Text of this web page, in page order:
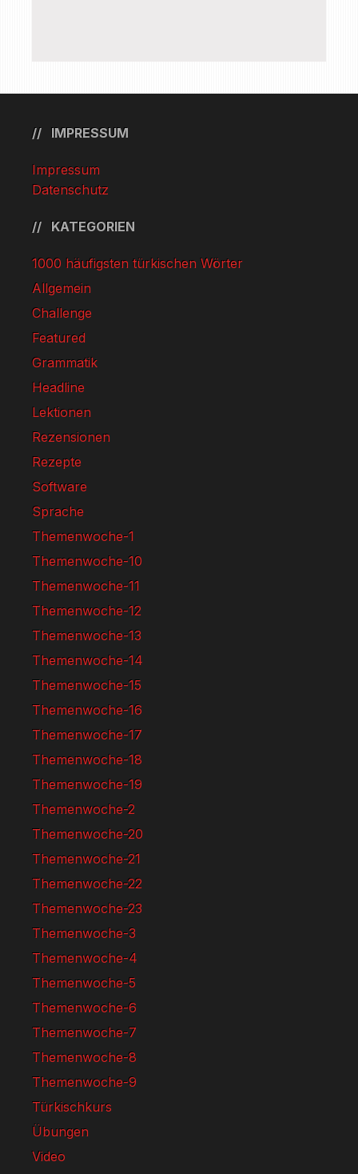
IMPRESSUM
Impressum
Datenschutz
KATEGORIEN
1000 häufigsten türkischen Wörter
Allgemein
Challenge
Featured
Grammatik
Headline
Lektionen
Rezensionen
Rezepte
Software
Sprache
Themenwoche-1
Themenwoche-10
Themenwoche-11
Themenwoche-12
Themenwoche-13
Themenwoche-14
Themenwoche-15
Themenwoche-16
Themenwoche-17
Themenwoche-18
Themenwoche-19
Themenwoche-2
Themenwoche-20
Themenwoche-21
Themenwoche-22
Themenwoche-23
Themenwoche-3
Themenwoche-4
Themenwoche-5
Themenwoche-6
Themenwoche-7
Themenwoche-8
Themenwoche-9
Türkischkurs
Übungen
Video